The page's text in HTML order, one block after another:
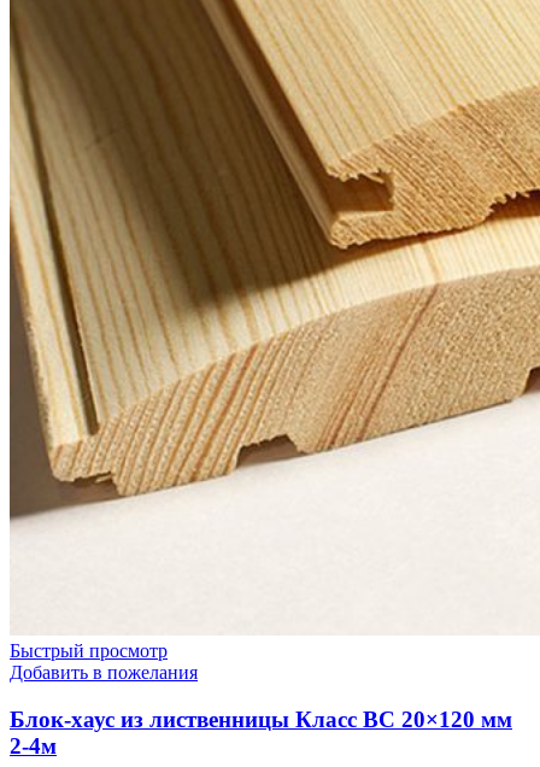
Быстрый просмотр
Добавить в пожелания
Блок-хаус из лиственницы Класс ВС 20×120 мм
2-4м